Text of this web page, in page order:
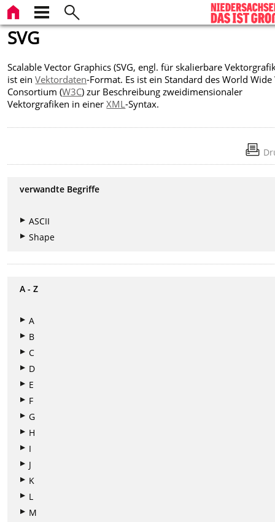
SVG
Scalable Vector Graphics (SVG, engl. für skalierbare
ist einVektordaten-Format. Es ist ein Standard des World Wide
Consortium (W3C) zur Beschreibung zweidimensionaler
Vektorgrafiken in einerXML-Syntax.
verwandte Begriffe
ASCII
Shape
A - Z
A
B
C
D
E
F
G
H
I
J
K
L
M